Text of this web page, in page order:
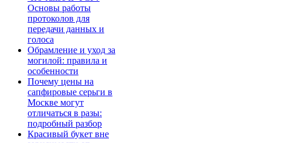
Основы работы
протоколов для
передачи данных и
голоса
Обрамление и уход за
могилой: правила и
особенности
Почему цены на
сапфировые серьги в
Москве могут
отличаться в разы:
подробный разбор
Красивый букет вне